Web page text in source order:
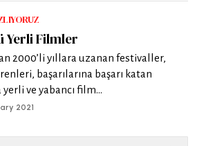
Yerli Filmler
2000’li yıllara uzanan festivaller,
başarılarına başarı katan
ve yabancı film…
2021